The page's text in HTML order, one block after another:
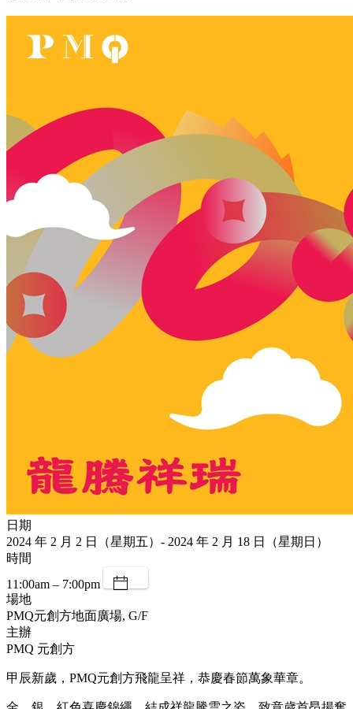
日期
2024 年 2 月 2 日（星期五）- 2024 年 2 月 18 日（星期日）
時間
11:00am – 7:00pm
場地
PMQ元創方地面廣場, G/F
主辦
PMQ 元創方
甲辰新歲，PMQ元創方飛龍呈祥，恭慶春節萬象華章。